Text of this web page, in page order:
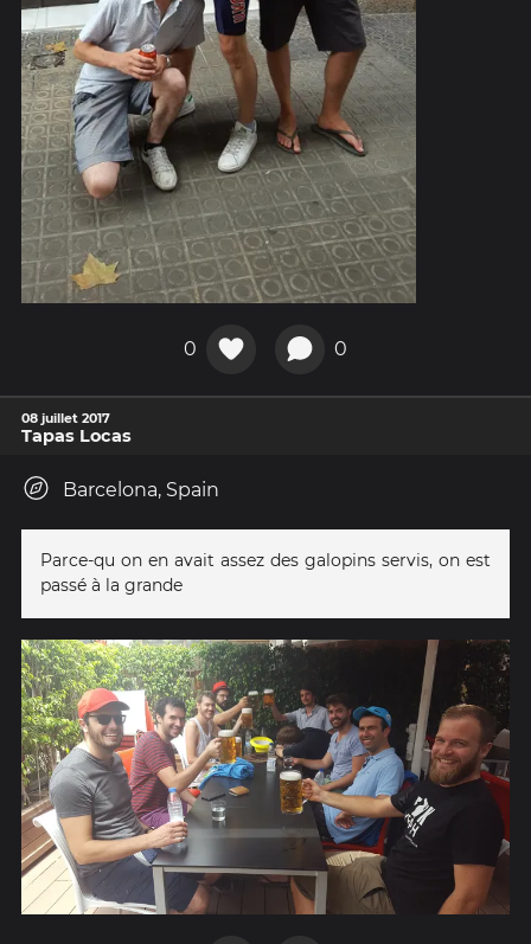
0 0
08 juillet 2017
Tapas Locas
Barcelona, Spain
Parce-qu on en avait assez des galopins servis, on est
passé à la grande